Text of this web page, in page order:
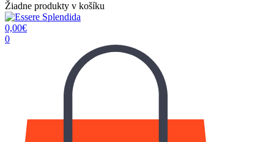
Žiadne produkty v košíku
0,00€
0